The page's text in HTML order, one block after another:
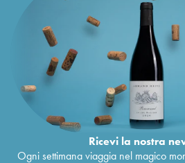
Ricevi la nostra
Ogni settimana viaggia nel magico